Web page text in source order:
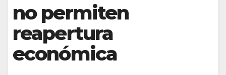
no permiten
reapertura
económica